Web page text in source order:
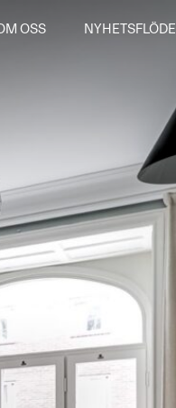
OSS NYHETSFLÖDE